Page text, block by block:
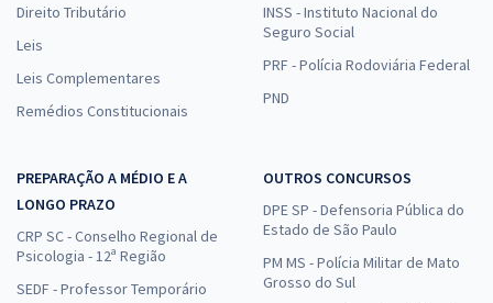
Direito Tributário
Leis
Leis Complementares
Remédios Constitucionais
INSS - Instituto Nacional do
Seguro Social
PRF - Polícia Rodoviária Federal
PND
PREPARAÇÃO A MÉDIO E A
LONGO PRAZO
CRP SC - Conselho Regional de
Psicologia - 12ª Região
SEDF - Professor Temporário
OUTROS CONCURSOS
DPE SP - Defensoria Pública do
Estado de São Paulo
PM MS - Polícia Militar de Mato
Grosso do Sul